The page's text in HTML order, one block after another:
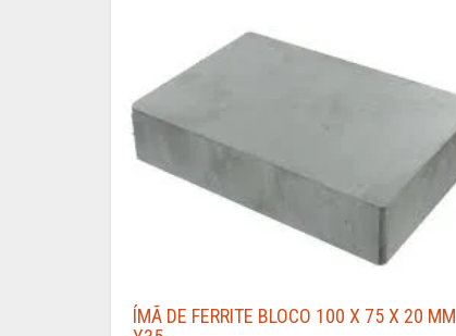
ÍMÃ DE FERRITE BLOCO 100 X 75 X 20 MM